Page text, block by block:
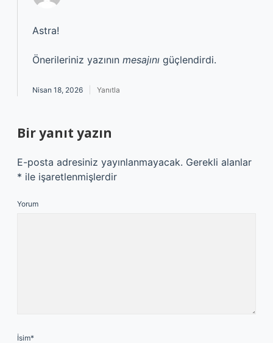
Astra!
Önerileriniz yazının mesajını güçlendirdi.
Nisan 18, 2026 Yanıtla
Bir yanıt yazın
E-posta adresiniz yayınlanmayacak. Gerekli alanlar
* ile işaretlenmişlerdir
Yorum
İsim*